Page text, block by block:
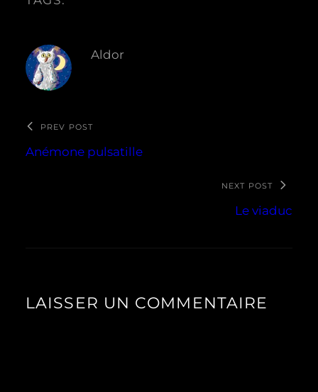
Aldor
PREV POST
Anémone pulsatille
NEXT POST
Le viaduc
LAISSER UN COMMENTAIRE